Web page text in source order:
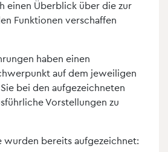
einen Überblick über die zur
Funktionen verschaffen
haben einen
auf dem jeweiligen
bei den aufgezeichneten
Vorstellungen zu
wurden bereits aufgezeichnet: